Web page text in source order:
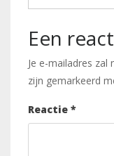
Een
Je e-mailadres
zijn gemarkeerd
Reactie *